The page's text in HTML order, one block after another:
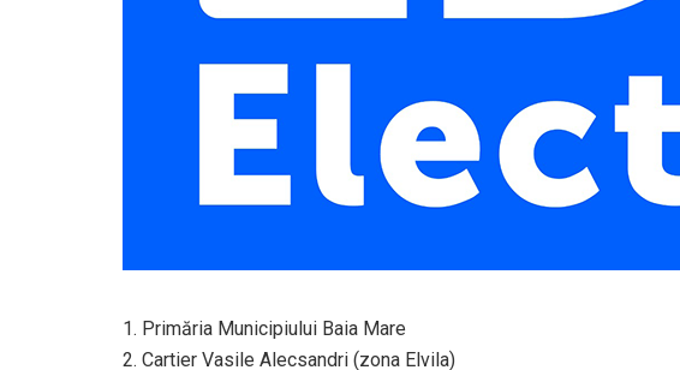
1. Primăria Municipiului Baia Mare
2. Cartier Vasile Alecsandri (zona Elvila)